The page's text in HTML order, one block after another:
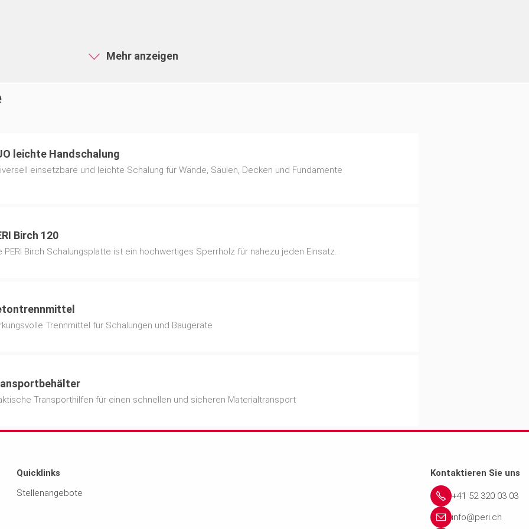
Pulverbeschichtet
Der Abschalbock lässt sich auf engstem Raum lagern
Mehr anzeigen
leichte Handschalung
einsetzbare und leichte Schalung für Wände, Säulen, Decken und Fundamente
Birch 120
PERI Birch Schalungsplatte ist ein hochwertiges Sperrholz für nahezu jeden Einsatz.
Trennmittel für Schalungen und Baugeräte
Transporthilfen für einen schnellen und sicheren Materialtransport
Quicklinks
Stellenangebote
Kontaktieren Sie uns
+41 52 320 03 03
info@peri.ch